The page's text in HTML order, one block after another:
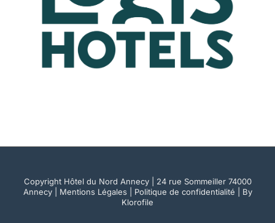
Copyright Hôtel du Nord Annecy | 24 rue Sommeiller 74000
Annecy | Mentions Légales Politique de confidentialité
By
Klorofile